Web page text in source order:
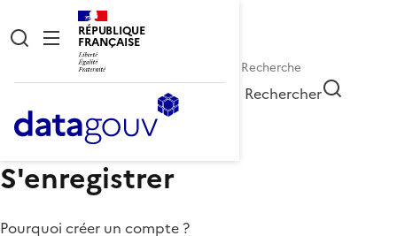
RÉPUBLIQUE
FRANÇAISE
Rechercher
S'enregistrer
Pourquoi créer un compte ?